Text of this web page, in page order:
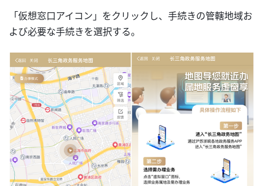
「仮想窓口アイコン」をクリックし、手続きの管轄地域お
よび必要な手続きを選択する。